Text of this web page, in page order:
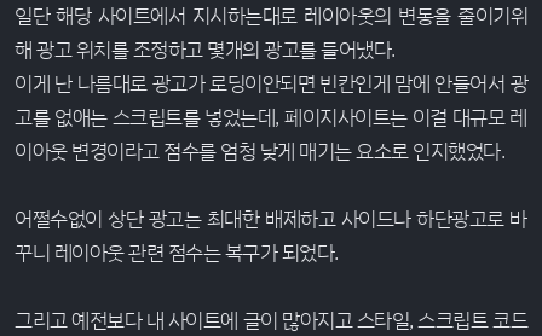
일단 해당 사이트에서 지시하는대로 레이아웃의 변동을 줄이기위
해 광고 위치를 조정하고 몇개의 광고를 들어냈다.
이게 난 나름대로 광고가 로딩이안되면 빈칸인게 맘에 안들어서 광
고를 없애는 스크립트를 넣었는데, 페이지사이트는 이걸 대규모 레
이아웃 변경이라고 점수를 엄청 낮게 매기는 요소로 인지했었다.
어쩔수없이 상단 광고는 최대한 배제하고 사이드나 하단광고로 바
꾸니 레이아웃 관련 점수는 복구가 되었다.
그리고 예전보다 내 사이트에 글이 많아지고 스타일, 스크립트 코드